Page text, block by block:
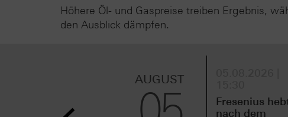
Höhere Öl- und Gaspreise treiben Ergebnis,
den Ausblick dämpfen.
AUGUST
Fresenius
nach dem